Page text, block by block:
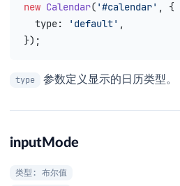
new Calendar( '#calendar' , {
  type
: 'default' ,
});
type 参数定义显示的日历类型。
inputMode
类型: 布尔值